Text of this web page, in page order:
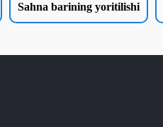
Sahna barining yoritilishi